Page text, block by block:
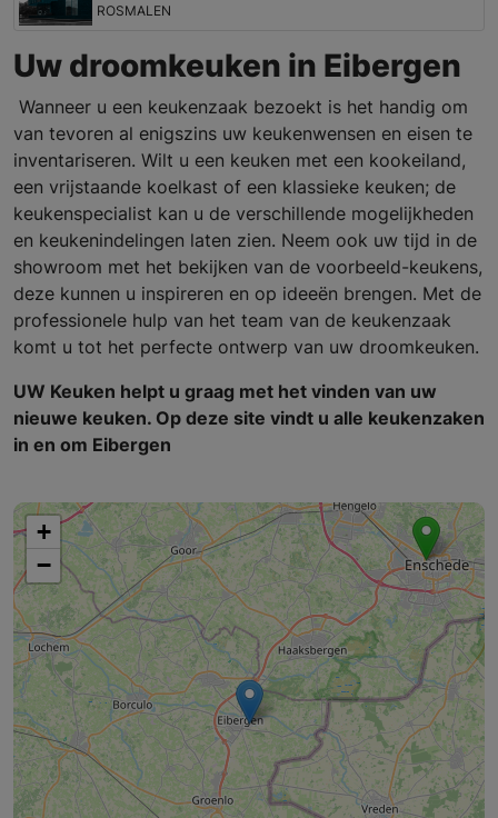
ROSMALEN
Uw droomkeuken in Eibergen
Wanneer u een keukenzaak bezoekt is het handig om
van tevoren al enigszins uw keukenwensen en eisen te
inventariseren. Wilt u een keuken met een kookeiland,
een vrijstaande koelkast of een klassieke keuken; de
keukenspecialist kan u de verschillende mogelijkheden
en keukenindelingen laten zien. Neem ook uw tijd in de
showroom met het bekijken van de voorbeeld-keukens,
deze kunnen u inspireren en op ideeën brengen. Met de
professionele hulp van het team van de keukenzaak
komt u tot het perfecte ontwerp van uw droomkeuken.
UW Keuken helpt u graag met het vinden van uw
nieuwe keuken. Op deze site vindt u alle keukenzaken
in en om Eibergen
+
−